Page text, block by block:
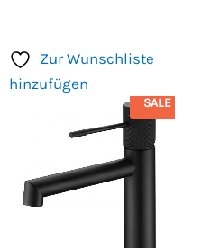
Zur Wunschliste
hinzufügen
SALE